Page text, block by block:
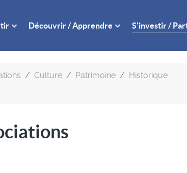
Découvrir / Apprendre S'investir /
Culture Patrimoine
Historique